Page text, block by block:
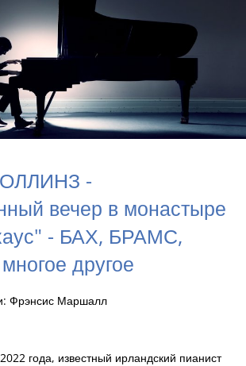
-
вечер в монастыре
- БАХ, БРАМС,
другое
Фрэнсис Маршалл
года, известный ирландский пианист